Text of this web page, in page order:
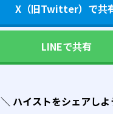
X（旧Twitter）で共
LINEで共有
＼ ハイストをシェアしよ